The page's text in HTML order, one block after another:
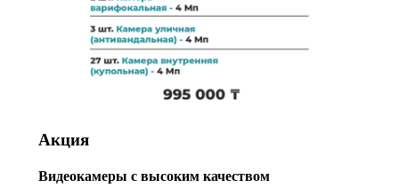
Акция
Видеокамеры с высоким качеством